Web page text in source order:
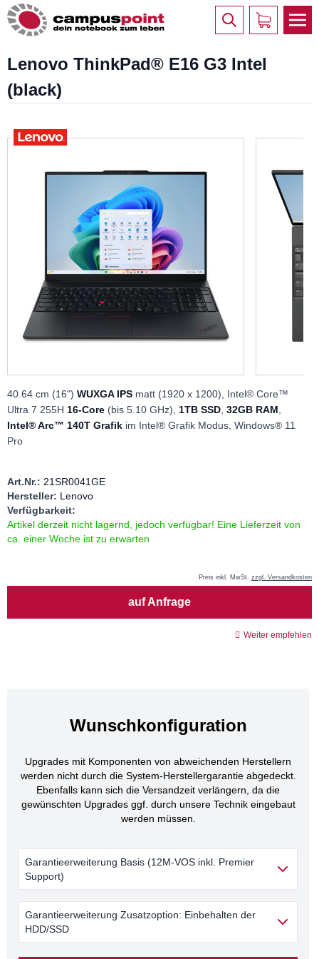
Lenovo ThinkPad® E16 G3 Intel
(black)
40.64 cm (16") WUXGA IPS matt (1920 x 1200), Intel® Core™
Ultra 7 255H 16-Core (bis 5.10 GHz), 1TB SSD 32GB RAM
Intel® Arc™ 140T Grafik im Intel® Grafik Modus, Windows® 11
Pro
Art.Nr.: 21SR0041GE
Hersteller: Lenovo
Verfügbarkeit:
Artikel derzeit nicht lagernd, jedoch verfügbar! Eine Lieferzeit von
ca. einer Woche ist zu erwarten
Preis inkl. MwSt. zzgl. Versandkosten
auf Anfrage
Weiter empfehlen
Wunschkonfiguration
Upgrades mit Komponenten von abweichenden Herstellern
werden nicht durch die System-Herstellergarantie abgedeckt.
Ebenfalls kann sich die Versandzeit verlängern, da die
gewünschten Upgrades ggf. durch unsere Technik eingebaut
werden müssen.
Garantieerweiterung Basis (12M-VOS inkl. Premier
Support)
Garantieerweiterung Zusatzoption: Einbehalten der
HDD/SSD